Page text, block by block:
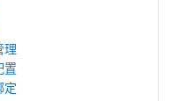
理
置
定